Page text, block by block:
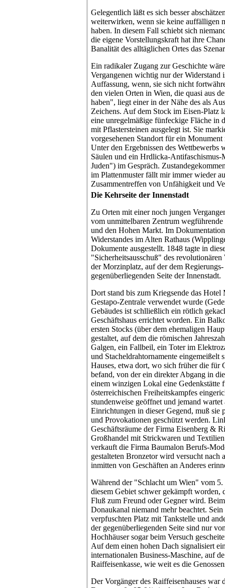
Gelegentlich läßt es sich besser
weiterwirken, wenn sie keine auffälligen
haben. In diesem Fall schiebt sich
die eigene Vorstellungskraft hat ihre
Banalität des alltäglichen Ortes das
Ein radikaler Zugang zur Geschichte
Vergangenen wichtig nur der Widerstand
Auffassung, wenn, sie sich nicht
den vielen Orten in Wien, die quasi aus
haben", liegt einer in der Nähe des als
Zeichens. Auf dem Stock im Eisen-Platz
eine unregelmäßige fünfeckige Fläche in
mit Pflastersteinen ausgelegt ist. Sie
vorgesehenen Standort für ein
Unter den Ergebnissen des Wettbewerbs
Säulen und ein Hrdlicka-Antifaschismus-
Juden") im Gespräch.
im Plattenmuster fällt mir immer wieder
Zusammentreffen von Unfähigkeit und
Die Kehrseite der Innenstadt
Zu Orten mit einer noch jungen
vom unmittelbaren Zentrum
und den Hohen Markt. Im
Widerstandes im Alten Rathaus
Dokumente ausgestellt. 1848 tagte in
"Sicherheitsausschuß" des
der Morzinplatz, auf der dem
gegenüberliegenden Seite der Innenstadt.
Dort stand bis zum Kriegsende das Hotel
Gestapo-Zentrale verwendet wurde
Gebäudes ist schlließlich ein rötlich
Geschäftshaus errichtet worden. Ein
ersten Stocks (über dem ehemaligen
gestaltet, auf dem die römischen
Galgen, ein Fallbeil, ein Toter im
und Stacheldrahtornamente eingemeißelt
Hauses, etwa dort, wo sich früher die für
befand, von der ein direkter Abgang in
einem winzigen Lokal eine Gedenkstätte
österreichischen Freiheitskampfes
stundenweise geöffnet und jemand
Einrichtungen in dieser Gegend, muß sie
und Provokationen geschützt werden.
Geschäftsräume der Firma Eisenberg &
Großhandel mit Strickwaren und
verkauft die Firma Baumalon Berufs-
gestalteten Bronzetor wird versucht nach
inmitten von Geschäften an Anderes
Während der "Schlacht um Wien" vom
diesem Gebiet schwer gekämpft worden,
Fluß zum Freund oder Gegner wird.
Donaukanal niemand mehr beachtet.
verpfuschten Platz mit Tankstelle und
der gegenüberliegenden Seite sind nur
Hochhäuser sogar beim Versuch
Auf dem einen hohen Dach signalisiert
internationalen Business-Maschine, auf
Raiffeisenkasse, wie weit es die
Der Vorgänger des Raiffeisenhauses war